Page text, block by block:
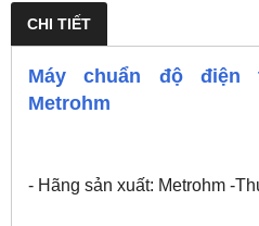
CHI TIẾT
Máy chuẩn độ điện
Metrohm
- Hãng sản xuất: Metrohm -